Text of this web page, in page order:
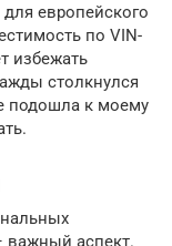
для европейского
по VIN-
избежать
столкнулся
подошла к моему
важный аспект.